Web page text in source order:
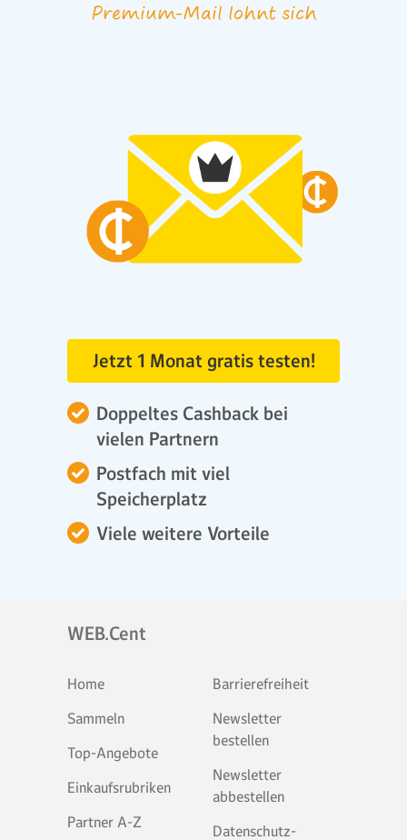
Premium-Mail lohnt sich
Doppeltes Cashback bei
vielen Partnern
Postfach mit viel
Speicherplatz
Viele weitere Vorteile
Jetzt 1 Monat gratis testen!
WEB.Cent
Home
Sammeln
Top-Angebote
Einkaufsrubriken
Partner A-Z
Barrierefreiheit
Newsletter
bestellen
Newsletter
abbestellen
Datenschutz-